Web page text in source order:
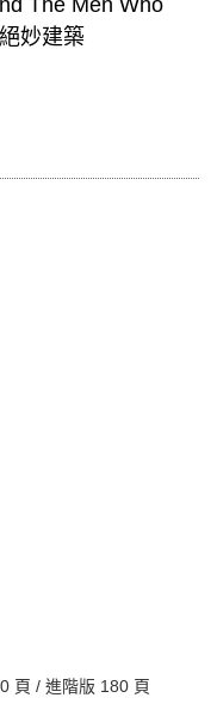
The Men Who
妙建築
頁 / 進階版 180 頁